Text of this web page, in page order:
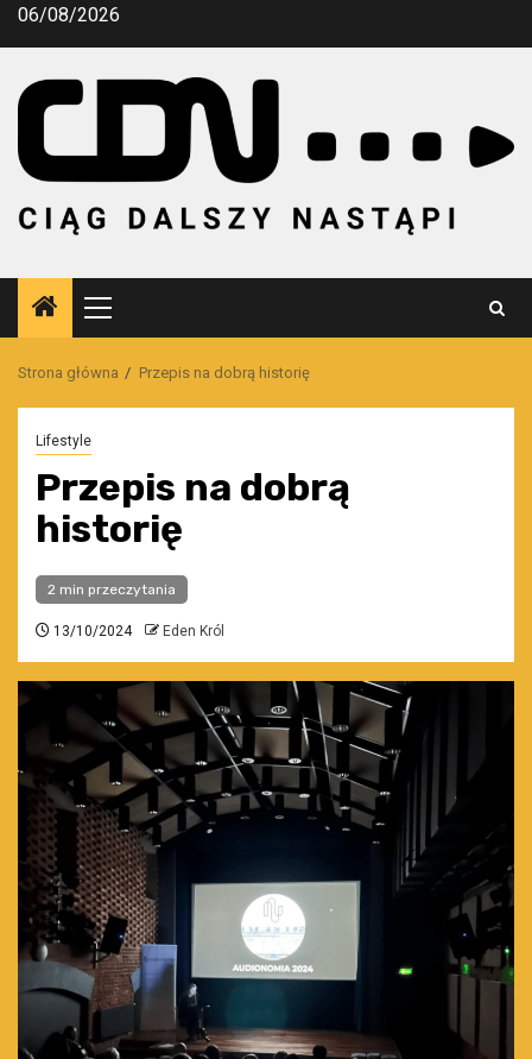
Przejdź
06/08/2026
Menu
główne
Strona główna Przepis na dobrą historię
Lifestyle
Przepis na dobrą
historię
2 min przeczytania
13/10/2024 Eden Król